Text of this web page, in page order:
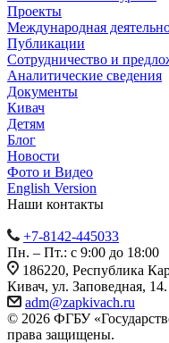
Проекты
Международная
Публикации
Сотрудничество и
Аналитические сведения
Документы
Кивач
Детям
Блог
Новости
Фото и Видео
English Version
Наши контакты
+7-8142-445033
Пн. – Пт.: с 9:00 до 18:00
186220, Республика
Кивач, ул. Заповедная, 14.
adm@zapkivach.ru
© 2026 ФГБУ
права защищены.